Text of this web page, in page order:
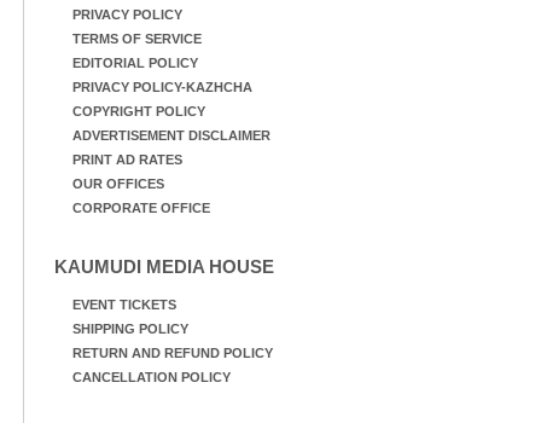
PRIVACY POLICY
TERMS OF SERVICE
EDITORIAL POLICY
PRIVACY POLICY-KAZHCHA
COPYRIGHT POLICY
ADVERTISEMENT DISCLAIMER
PRINT AD RATES
OUR OFFICES
CORPORATE OFFICE
KAUMUDI MEDIA HOUSE
EVENT TICKETS
SHIPPING POLICY
RETURN AND REFUND POLICY
CANCELLATION POLICY